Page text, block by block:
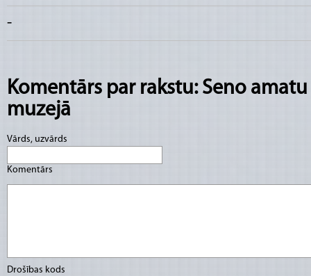
-
Komentārs par rakstu: Seno
muzejā
Vārds, uzvārds
Komentārs
Drošības kods